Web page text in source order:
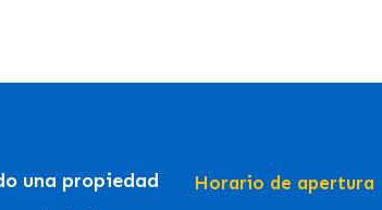
una propiedad
Horario de apertura